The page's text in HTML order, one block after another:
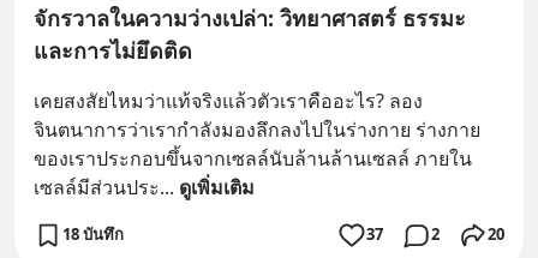
จักรวาลในความว่างเปล่า: วิทยาศาสตร์ ธรรมะ
และการไม่ยึดติด
เคยสงสัยไหมว่าแท้จริงแล้วตัวเราคืออะไร? ลอง
จินตนาการว่าเรากำลังมองลึกลงไปในร่างกาย ร่างกาย
ของเราประกอบขึ้นจากเซลล์นับล้านล้านเซลล์ ภายใน
เซลล์มีส่วนประ... ดูเพิ่มเติม
18 บันทึก 37 2 20